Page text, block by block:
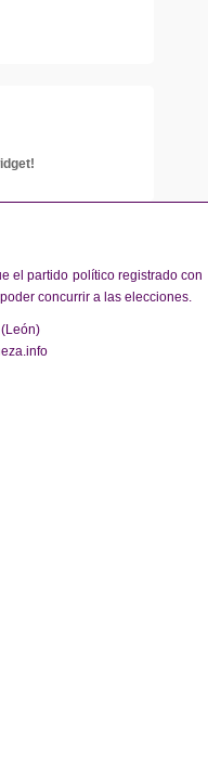
el partido político registrado con
concurrir a las elecciones.